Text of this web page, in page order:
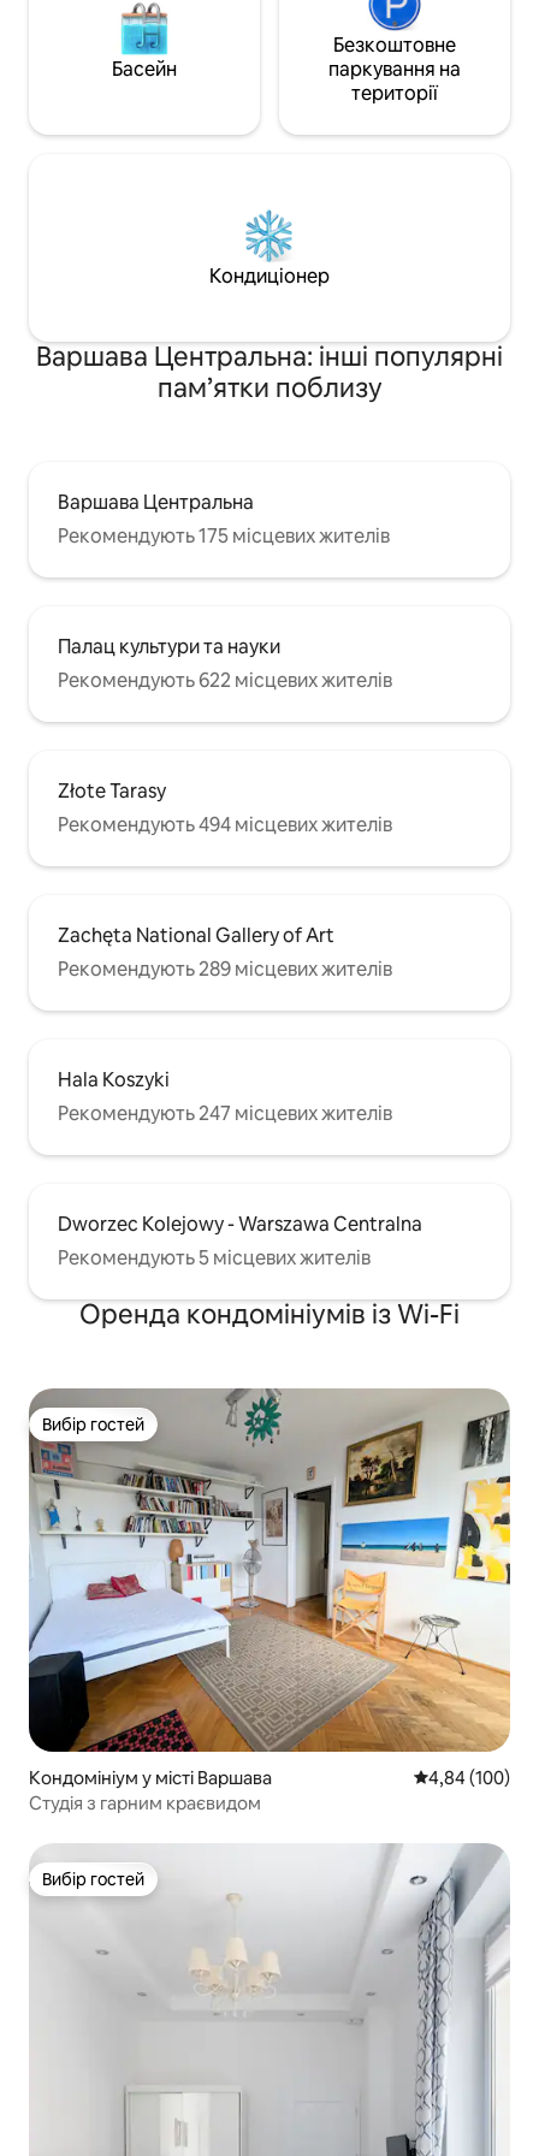
Басейн
Безкоштовне
паркування на
території
Кондиціонер
Варшава Центральна: інші популярні
пам’ятки поблизу
Варшава Центральна
Рекомендують 175 місцевих жителів
Палац культури та науки
Рекомендують 622 місцевих жителів
Złote Tarasy
Рекомендують 494 місцевих жителів
Zachęta National Gallery of Art
Рекомендують 289 місцевих жителів
Hala Koszyki
Рекомендують 247 місцевих жителів
Dworzec Kolejowy - Warszawa Centralna
Рекомендують 5 місцевих жителів
Оренда кондомініумів із Wi-Fi
Вибір гостей
Вибір гостей
Кондомініум у місті Варшава Середня
4,84 (100)
Студія з гарним краєвидом
Вибір гостей
Вибір гостей